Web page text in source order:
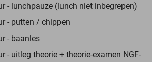
- lunchpauze (lunch niet inbegrepen)
- putten / chippen
- baanles
- uitleg theorie + theorie-examen NGF-